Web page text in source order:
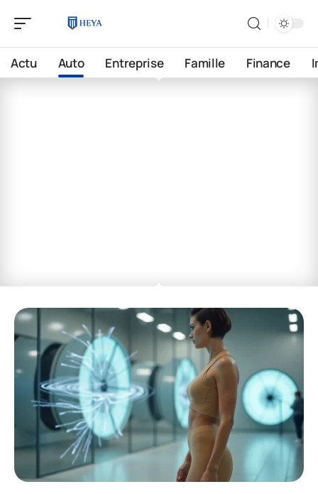
Actu Auto Entreprise Famille Finance